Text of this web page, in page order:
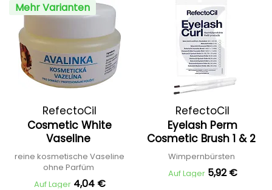
Mehr Varianten
RefectoCil
Cosmetic White
Vaseline
reine kosmetische Vaseline
ohne Parfüm
Auf Lager 4,04 €
RefectoCil
Eyelash Perm
Cosmetic Brush 1 & 2
Wimpernbürsten
Auf Lager 5,92 €